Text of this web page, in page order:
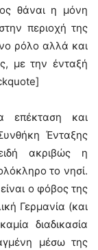
θάναι η μόνη
περιοχή της
ρόλο αλλά και
με την ένταξή
επέκταση και
Ένταξης
ακριβώς η
το νησί.
ο φόβος της
Γερμανία (και
διαδικασία
μέσω της